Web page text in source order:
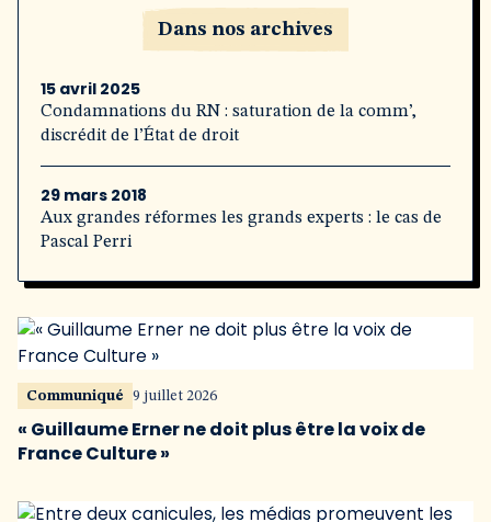
Dans nos archives
15 avril 2025
Condamnations du RN : saturation de la comm’,
discrédit de l’État de droit
29 mars 2018
Aux grandes réformes les grands experts : le cas de
Pascal Perri
Communiqué 9 juillet 2026
« Guillaume Erner ne doit plus être la voix de
France Culture »